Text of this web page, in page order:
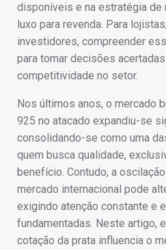
disponíveis e na estratégia de
luxo para revenda. Para
investidores, compreender
para tomar decisões
competitividade no setor.
Nos últimos anos, o mercado
925 no atacado expandiu-se
consolidando-se como uma
quem busca qualidade,
benefício. Contudo, a
mercado internacional pode
exigindo atenção constante e
fundamentadas. Neste artigo,
cotação da prata influencia o